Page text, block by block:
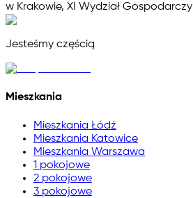
w Krakowie, XI Wydział Gospodarczy
Jesteśmy częścią
Mieszkania
Mieszkania Łódź
Mieszkania Katowice
Mieszkania Warszawa
1 pokojowe
2 pokojowe
3 pokojowe